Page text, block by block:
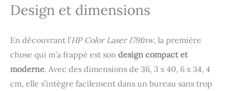
professionnelles de votre
Impression recto verso
automatique ; 25 ppm en
noir et blanc et en
couleur ; résolution
d’impression 600 x 600
Design et dimensions
En découvrant l’HP Color Laser 179fnw, la première
chose qui m’a frappé est son design compact et
moderne. Avec des dimensions de 36, 3 x 40, 6 x 34, 4
cm, elle s’intègre facilement dans un bureau sans trop